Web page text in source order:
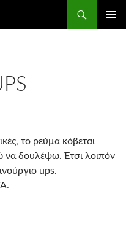
το ρεύμα κόβεται
να δουλέψω. Έτσι λοιπόν
ups.